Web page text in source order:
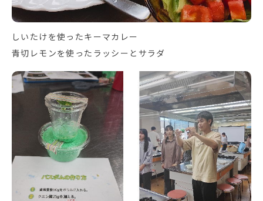
しいたけを使ったキーマカレー
青切レモンを使ったラッシーとサラダ